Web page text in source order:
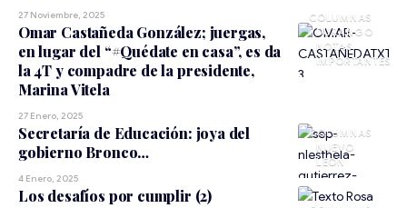
27 Noviembre, 2025
DURANGO
NOTAS
IMPORTANTES
Omar Castañeda González; juergas,
en lugar del “#Quédate en casa”, es da
la 4T y compadre de la presidente,
Marina Vitela
27 Enero, 2025
NUEVO
LEÓN
Secretaría de Educación: joya del
gobierno Bronco…
4 Enero, 2025
Los desafíos por cumplir (2)